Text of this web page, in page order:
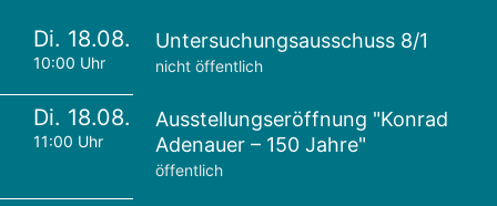
Di. 18.08.
10:00 Uhr
Untersuchungsausschuss 8/1
nicht öffentlich
Di. 18.08.
11:00 Uhr
Ausstellungseröffnung "Konrad
Adenauer – 150 Jahre"
öffentlich